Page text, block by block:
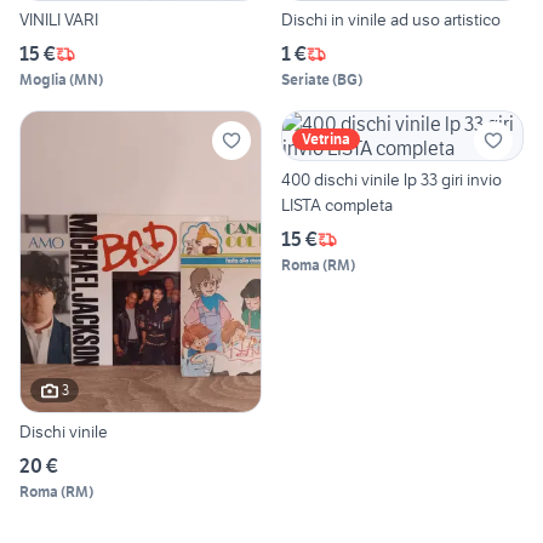
VINILI VARI
15 €
Moglia (MN)
Dischi in vinile ad uso artistico
1 €
Seriate(BG)
3
Dischi vinile
20 €
Roma (RM)
Vetrina
400 dischi vinile lp 33 giri invio
LISTA completa
15 €
Roma (RM)